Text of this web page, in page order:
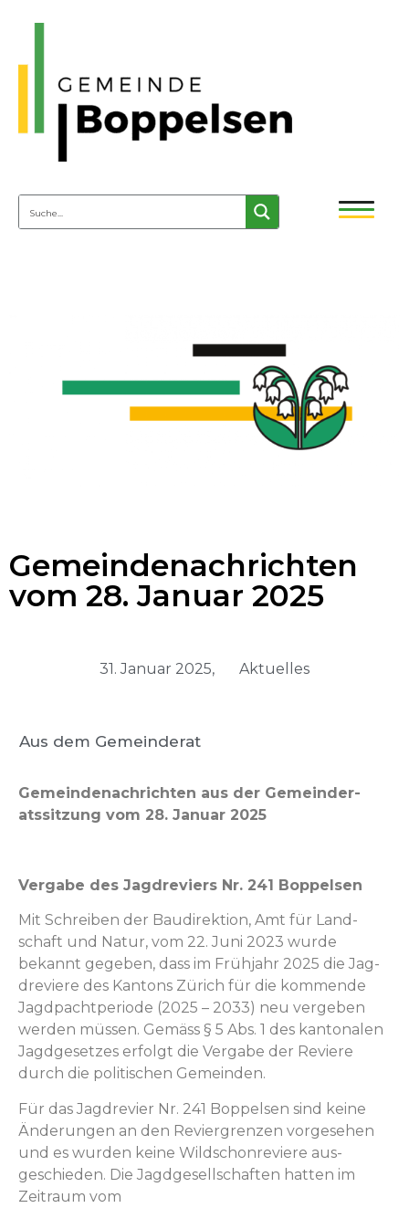
Gemeindenachrichten
vom 28. Januar 2025
31. Januar 2025, Aktuelles
Aus dem Gemeinderat
Gemein­de­nachricht­en aus der Gemein­der­
atssitzung vom 28. Jan­u­ar 2025
Ver­gabe des Jag­dreviers Nr. 241 Boppelsen
Mit Schreiben der Baudi­rek­tion, Amt für Land­
schaft und Natur, vom 22. Juni 2023 wurde
bekan­nt gegeben, dass im Früh­jahr 2025 die Jag­
dreviere des Kan­tons Zürich für die kom­mende
Jagdpacht­pe­ri­ode (2025 – 2033) neu vergeben
wer­den müssen. Gemäss § 5 Abs. 1 des kan­tonalen
Jagdge­set­zes erfol­gt die Ver­gabe der Reviere
durch die poli­tis­chen Gemeinden.
Für das Jag­drevi­er Nr. 241 Bop­pelsen sind keine
Änderun­gen an den Revier­gren­zen vorge­se­hen
und es wur­den keine Wild­schon­re­viere aus­
geschieden. Die Jagdge­sellschaften hat­ten im
Zeitraum vom